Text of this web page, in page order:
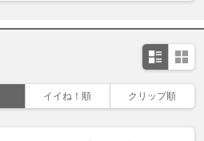
イイね！順 クリップ順